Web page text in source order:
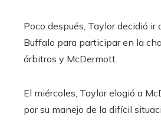
Poco después, Taylor decidió ir
Buffalo para participar en la
árbitros y McDermott.
El miércoles, Taylor elogió a
por su manejo de la difícil